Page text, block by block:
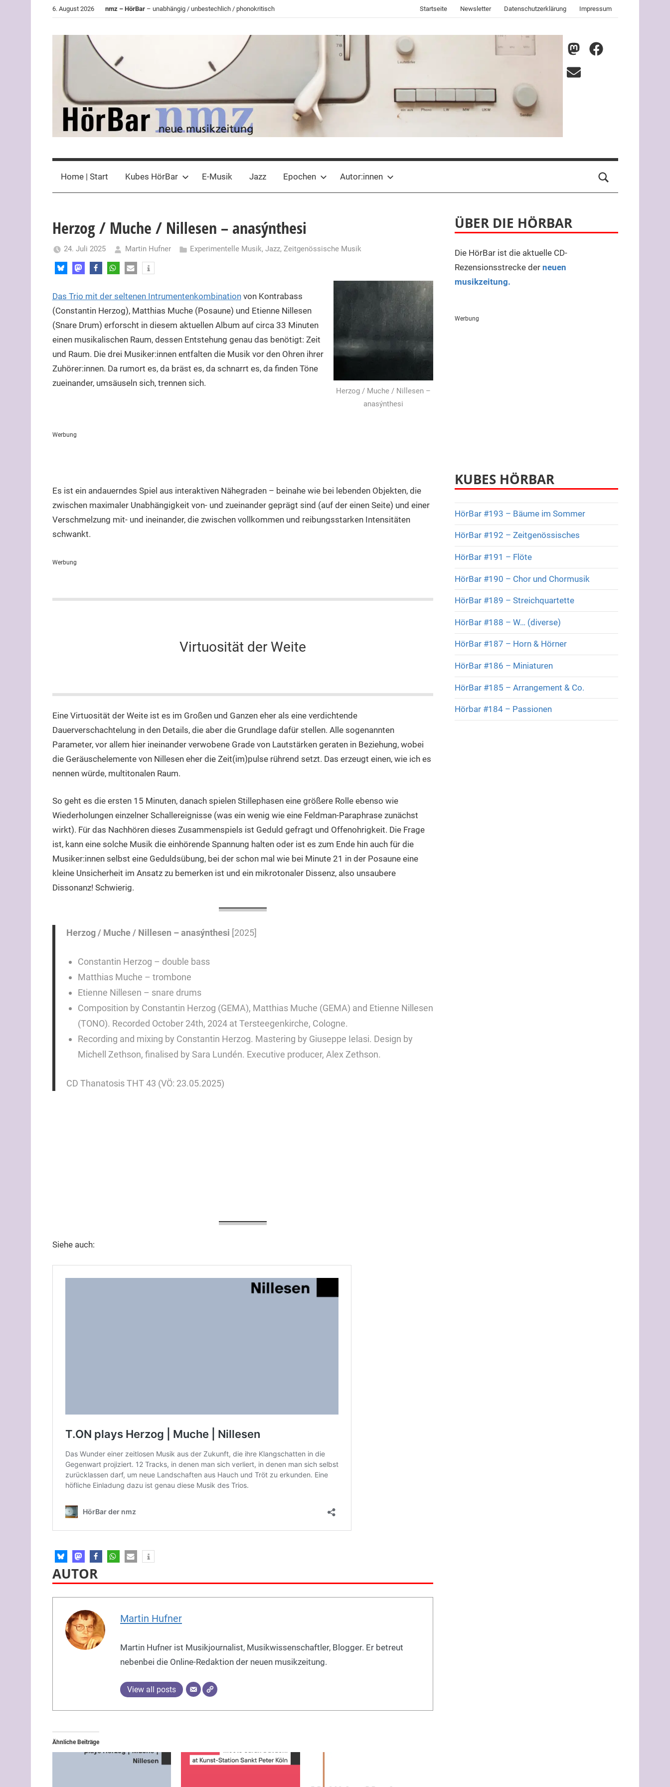
6. August 2026 nmz – HörBar – unabhängig / unbestechlich / phonokritisch Startseite Newsletter Datenschutzerklärung Impressum
HörBar
der
nmz
Mastodon
nmz
E-
Home | Start Kubes HörBar E-Musik Jazz Epochen Autor:innen
Herzog / Muche / Nillesen – anasýnthesi
24. Juli 2025 Martin Hufner Experimentelle Musik, Jazz, Zeitgenössische Musik
Herzog / Muche / Nillesen –
anasýnthesi
Das Trio mit der seltenen Intrumentenkombinationvon Kontrabass
(Constantin Herzog), Matthias Muche (Posaune) und Etienne Nillesen
(Snare Drum) erforscht in diesem aktuellen Album auf circa 33 Minuten
einen musikalischen Raum, dessen Entstehung genau das benötigt: Zeit
und Raum. Die drei Musiker:innen entfalten die Musik vor den Ohren ihrer
Zuhörer:innen. Da rumort es, da bräst es, da schnarrt es, da finden Töne
zueinander, umsäuseln sich, trennen sich.
Werbung
Es ist ein andauerndes Spiel aus interaktiven Nähegraden – beinahe wie bei lebenden Objekten, die
zwischen maximaler Unabhängigkeit von- und zueinander geprägt sind (auf der einen Seite) und einer
Verschmelzung mit- und ineinander, die zwischen vollkommen und reibungsstarken Intensitäten
schwankt.
Werbung
Virtuosität der Weite
Eine Virtuosität der Weite ist es im Großen und Ganzen eher als eine verdichtende
Dauerverschachtelung in den Details, die aber die Grundlage dafür stellen. Alle sogenannten
Parameter, vor allem hier ineinander verwobene Grade von Lautstärken geraten in Beziehung, wobei
die Geräuschelemente von Nillesen eher die Zeit(im)pulse rührend setzt. Das erzeugt einen, wie ich es
nennen würde, multitonalen Raum.
So geht es die ersten 15 Minuten, danach spielen Stillephasen eine größere Rolle ebenso wie
Wiederholungen einzelner Schallereignisse (was ein wenig wie eine Feldman-Paraphrase zunächst
wirkt). Für das Nachhören dieses Zusammenspiels ist Geduld gefragt und Offenohrigkeit. Die Frage
ist, kann eine solche Musik die einhörende Spannung halten oder ist es zum Ende hin auch für die
Musiker:innen selbst eine Geduldsübung, bei der schon mal wie bei Minute 21 in der Posaune eine
kleine Unsicherheit im Ansatz zu bemerken ist und ein mikrotonaler Dissenz, also unsaubere
Dissonanz! Schwierig.
Herzog / Muche / Nillesen – anasýnthesi [2025]
Constantin Herzog – double bass
Matthias Muche – trombone
Etienne Nillesen – snare drums
Composition by Constantin Herzog (GEMA), Matthias Muche (GEMA) and Etienne Nillesen
(TONO). Recorded October 24th, 2024 at Tersteegenkirche, Cologne.
Recording and mixing by Constantin Herzog. Mastering by Giuseppe Ielasi. Design by
Michell Zethson, finalised by Sara Lundén. Executive producer, Alex Zethson.
CD Thanatosis THT 43 (VÖ: 23.05.2025)
Siehe auch:
AUTOR
Martin Hufner
Martin Hufner ist Musikjournalist, Musikwissenschaftler, Blogger. Er betreut
nebenbei die Online-Redaktion der neuen musikzeitung.
View all posts
Ähnliche Beiträge
ÜBER DIE HÖRBAR
Die HörBar ist die aktuelle CD-
Rezensionsstrecke der neuen
musikzeitung.
Werbung
KUBES HÖRBAR
HörBar #193 – Bäume im Sommer
HörBar #192 – Zeitgenössisches
HörBar #191 – Flöte
HörBar #190 – Chor und Chormusik
HörBar #189 – Streichquartette
HörBar #188 – W… (diverse)
HörBar #187 – Horn & Hörner
HörBar #186 – Miniaturen
HörBar #185 – Arrangement & Co.
Hörbar #184 – Passionen